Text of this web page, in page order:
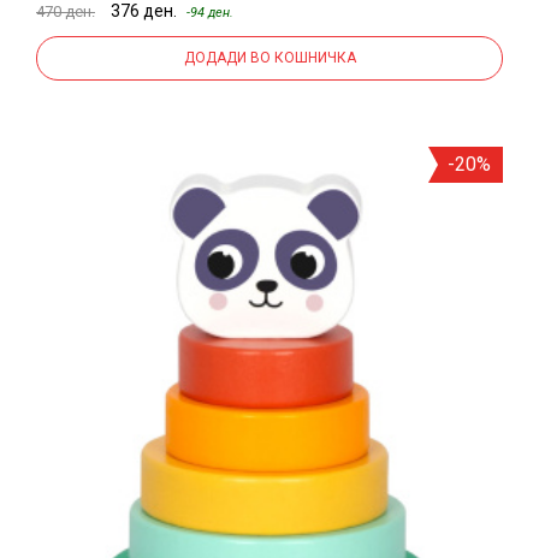
470 ден. 376 ден. -94 ден.
ДОДАДИ ВО КОШНИЧКА
-20%